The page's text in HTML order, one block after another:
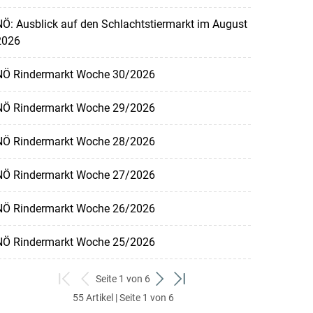
Ausblick auf den Schlachtstiermarkt im August
Rindermarkt Woche 30/2026
Rindermarkt Woche 29/2026
Rindermarkt Woche 28/2026
Rindermarkt Woche 27/2026
Rindermarkt Woche 26/2026
Rindermarkt Woche 25/2026
zum
ersten
zurück
zum
Seite 1 von 6
weiter
zum
zum
55 Artikel | Seite 1 von 6